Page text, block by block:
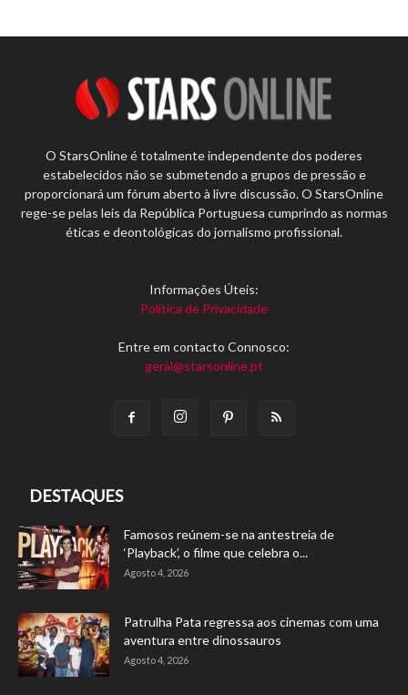
O StarsOnline é totalmente independente dos poderes
estabelecidos não se submetendo a grupos de pressão e
proporcionará um fórum aberto à livre discussão. O StarsOnline
rege-se pelas leis da República Portuguesa cumprindo as normas
éticas e deontológicas do jornalismo profissional.
Informações Úteis:
Política de Privacidade
Entre em contacto Connosco:
geral@starsonline.pt
DESTAQUES
Famosos reúnem-se na antestreia de
‘Playback’, o filme que celebra o...
Agosto 4, 2026
Patrulha Pata regressa aos cinemas com uma
aventura entre dinossauros
Agosto 4, 2026